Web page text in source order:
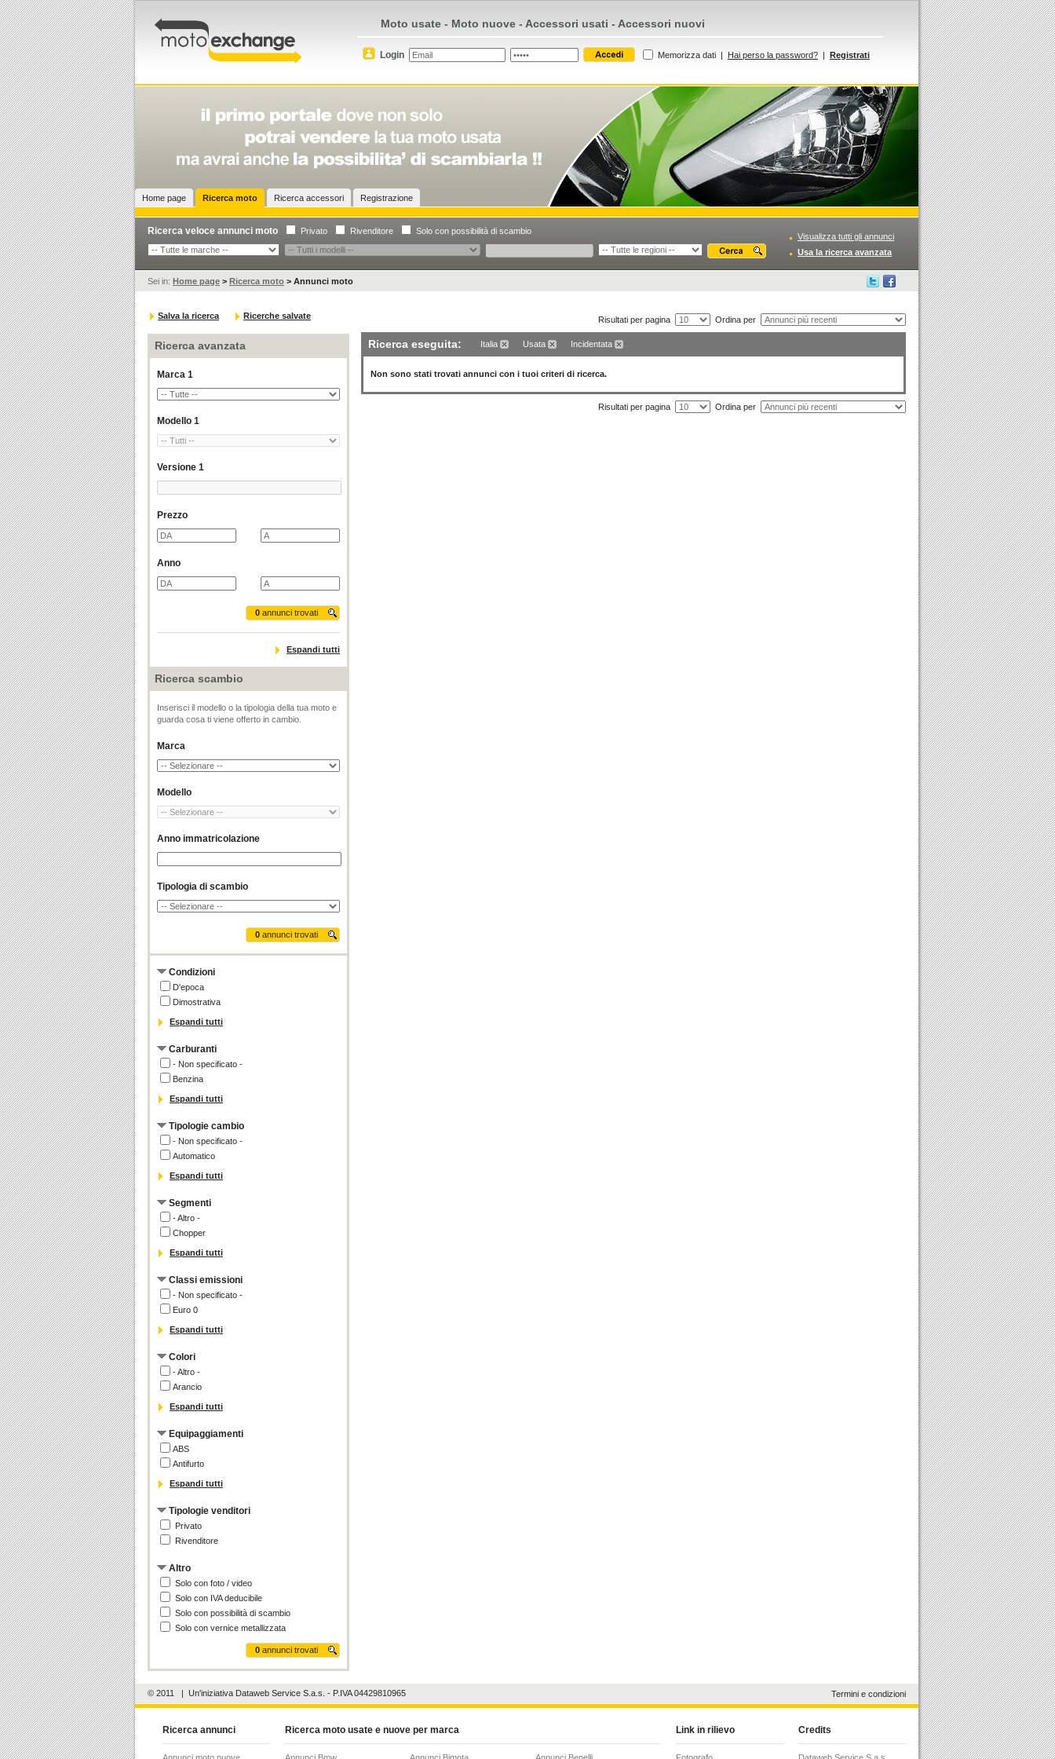
Moto usate - Moto nuove - Accessori usati - Accessori nuovi
Login Memorizza dati | Hai perso la password? | Registrati
Home page Ricerca moto Ricerca accessori Registrazione
Ricerca veloce annunci moto Privato Rivenditore Solo con possibilità di scambio
Visualizza tutti gli annunci
Usa la ricerca avanzata
Sei in: Home page > Ricerca moto > Annunci moto
Salva la ricerca Ricerche salvate
Ricerca avanzata
Marca 1
Modello 1
Versione 1
Prezzo
Anno
0 annunci trovati
Espandi tutti
Ricerca scambio
Inserisci il modello o la tipologia della tua moto e
guarda cosa ti viene offerto in cambio.
Marca
Modello
Anno immatricolazione
Tipologia di scambio
0 annunci trovati
Condizioni
D'epoca
Dimostrativa
Espandi tutti
Carburanti
- Non specificato -
Benzina
Espandi tutti
Tipologie cambio
- Non specificato -
Automatico
Espandi tutti
Segmenti
- Altro -
Chopper
Espandi tutti
Classi emissioni
- Non specificato -
Euro 0
Espandi tutti
Colori
- Altro -
Arancio
Espandi tutti
Equipaggiamenti
ABS
Antifurto
Espandi tutti
Tipologie venditori
Privato
Rivenditore
Altro
Solo con foto / video
Solo con IVA deducibile
Solo con possibilità di scambio
Solo con vernice metallizzata
0 annunci trovati
Risultati per pagina Ordina per
Ricerca eseguita: Italia Usata Incidentata
Non sono stati trovati annunci con i tuoi criteri di ricerca.
Risultati per pagina Ordina per
© 2011 | Un'iniziativa Dataweb Service S.a.s. - P.IVA 04429810965 Termini e condizioni
Ricerca annunci Ricerca moto usate e nuove per marca Link in rilievo Credits